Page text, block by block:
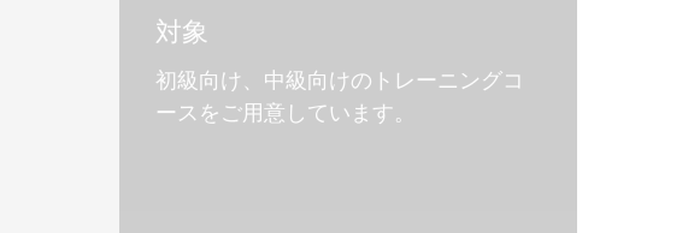
対象
初級向け、中級向けのトレーニングコ
ースをご用意しています。